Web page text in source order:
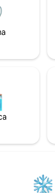
de estrellas. El
(!)